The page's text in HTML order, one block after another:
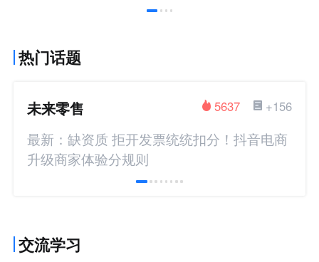
热门话题
未来零售 +156
5637
最新：缺资质 拒开发票统统扣分！抖音电商
升级商家体验分规则
交流学习